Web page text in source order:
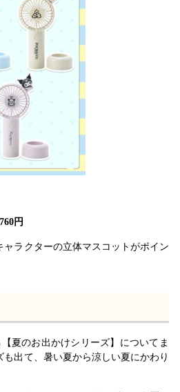
円
ャラクターの立体マスコットがポイン
夏のお出かけシリーズ】についてま
出て、暑い夏から涼しい夏にかわり